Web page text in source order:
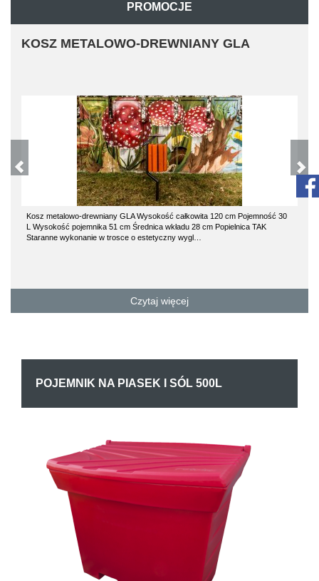
PROMOCJE
KOSZ METALOWO-DREWNIANY GLA
Kosz metalowo-drewniany GLA Wysokość całkowita 120 cm Pojemność 30
L Wysokość pojemnika 51 cm Średnica wkładu 28 cm Popielnica TAK
Staranne wykonanie w trosce o estetyczny wygl…
Czytaj więcej
POJEMNIK NA PIASEK I SÓL 500L